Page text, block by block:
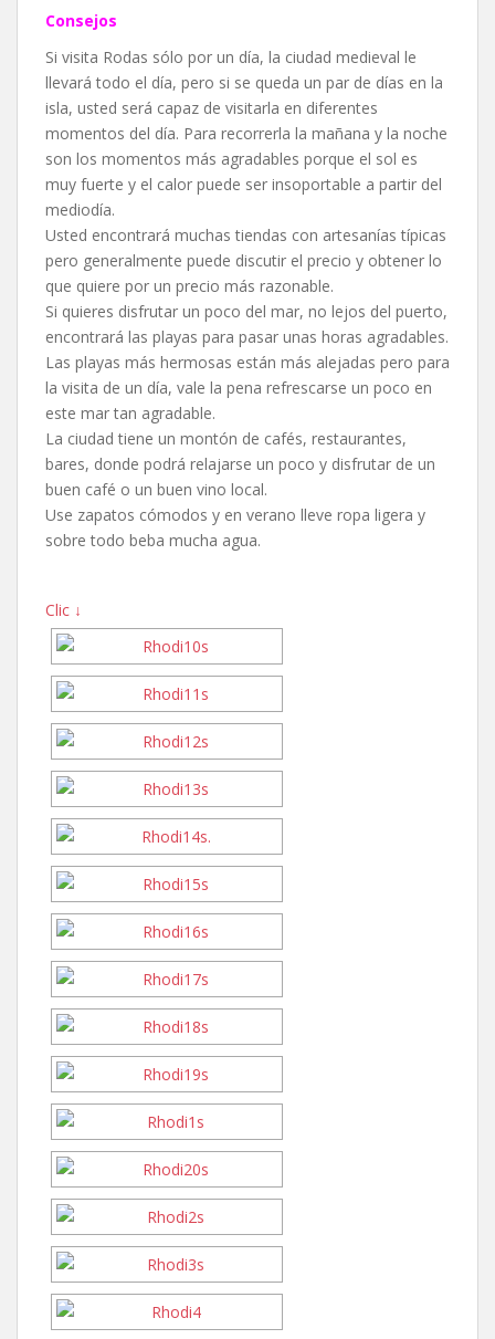
Consejos
Si visita Rodas sólo por un día, la ciudad medieval le
llevará todo el día, pero si se queda un par de días en la
isla, usted será capaz de visitarla en diferentes
momentos del día. Para recorrerla la mañana y la noche
son los momentos más agradables porque el sol es
muy fuerte y el calor puede ser insoportable a partir del
mediodía.
Usted encontrará muchas tiendas con artesanías típicas
pero generalmente puede discutir el precio y obtener lo
que quiere por un precio más razonable.
Si quieres disfrutar un poco del mar, no lejos del puerto,
encontrará las playas para pasar unas horas agradables.
Las playas más hermosas están más alejadas pero para
la visita de un día, vale la pena refrescarse un poco en
este mar tan agradable.
La ciudad tiene un montón de cafés, restaurantes,
bares, donde podrá relajarse un poco y disfrutar de un
buen café o un buen vino local.
Use zapatos cómodos y en verano lleve ropa ligera y
sobre todo beba mucha agua.
Clic ↓